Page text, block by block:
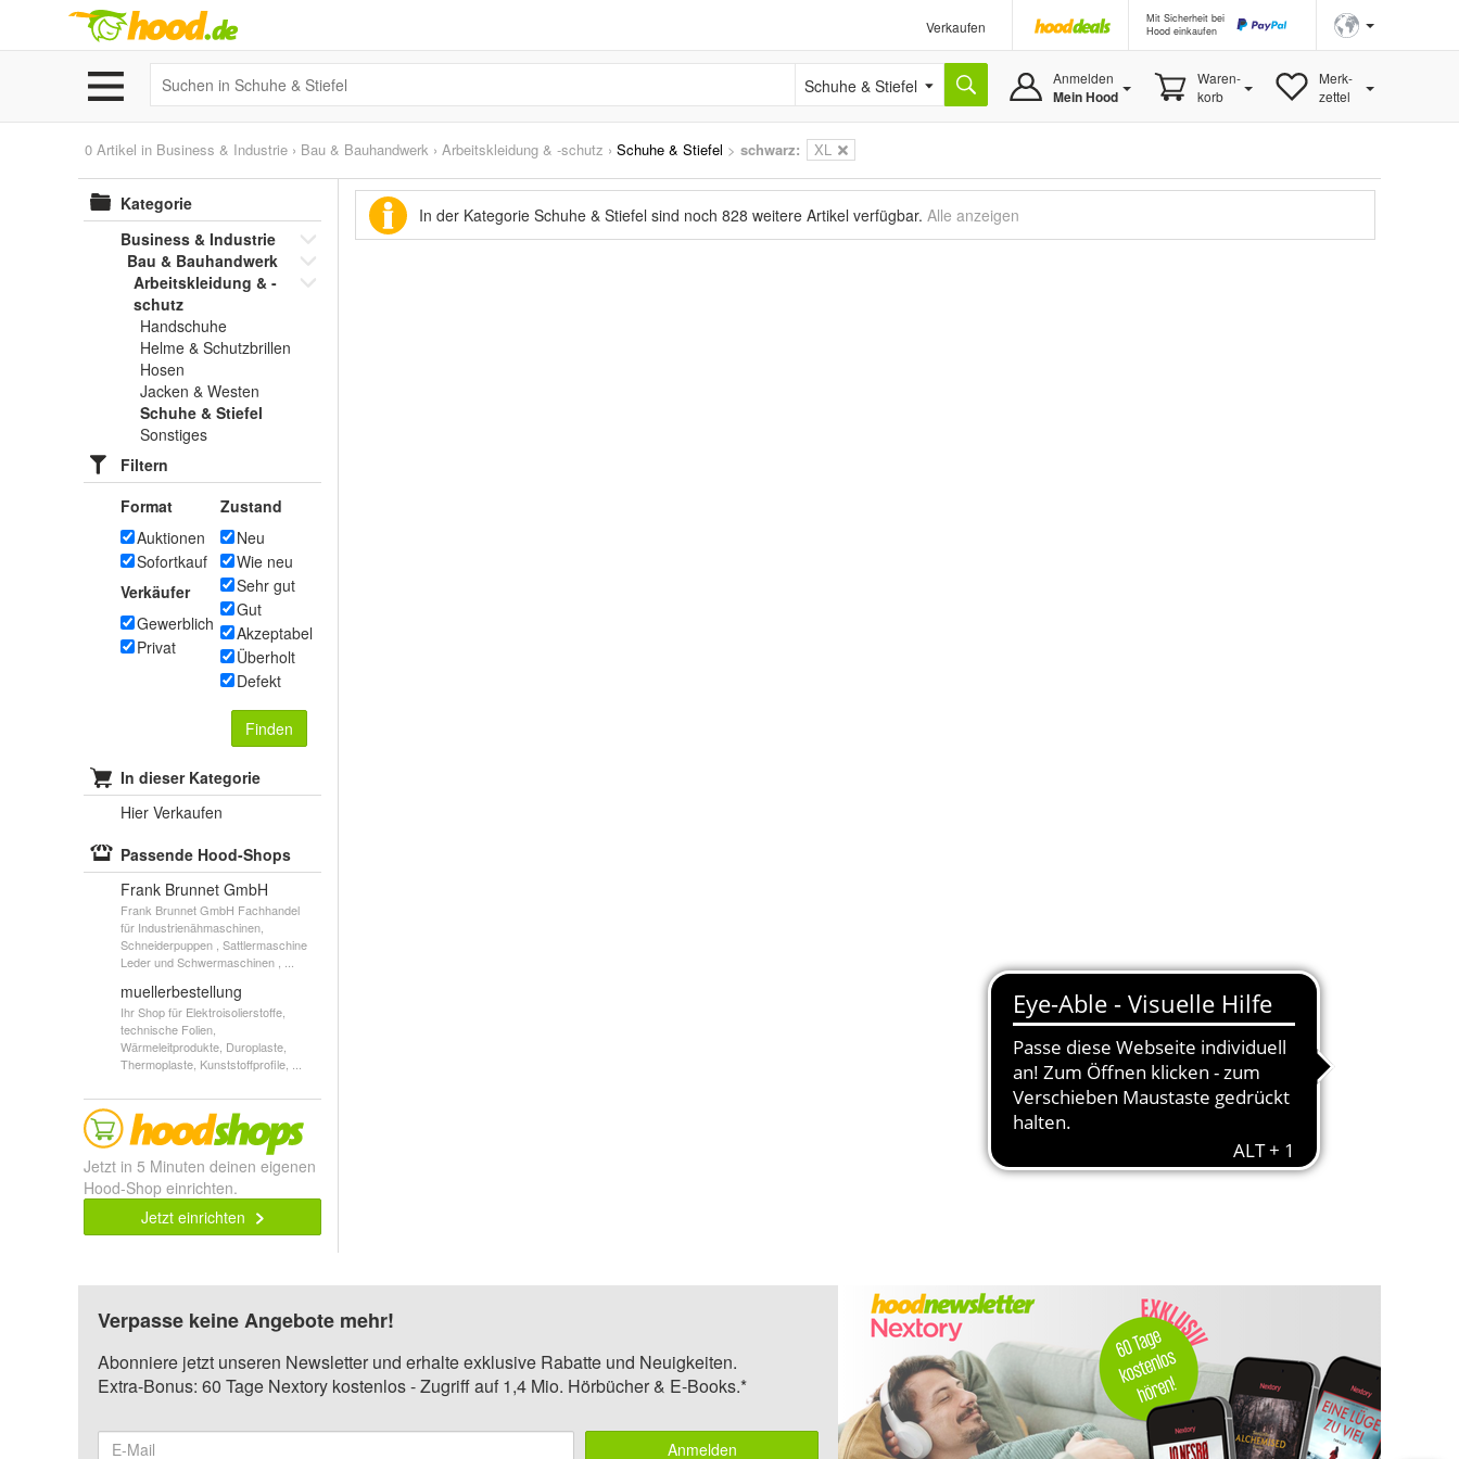
Verkaufen
Mit Sicherheit bei
Hood einkaufen
Schuhe & Stiefel Anmelden
Mein Hood
Waren-
korb
Merk-
zettel
0 Artikel in Business & Industrie › Bau & Bauhandwerk › Arbeitskleidung & -schutz › Schuhe & Stiefel > schwarz: XL
Kategorie
Business & Industrie
Bau & Bauhandwerk
Arbeitskleidung & -
schutz
Handschuhe
Helme & Schutzbrillen
Hosen
Jacken & Westen
Schuhe & Stiefel
Sonstiges
Filtern
Format
Auktionen
Sofortkauf
Verkäufer
Gewerblich
Privat
Zustand
Neu
Wie neu
Sehr gut
Gut
Akzeptabel
Überholt
Defekt
Finden
In dieser Kategorie
Hier Verkaufen
Passende Hood-Shops
Frank Brunnet GmbH
Frank Brunnet GmbH Fachhandel
für Industrienähmaschinen,
Schneiderpuppen , Sattlermaschine
Leder und Schwermaschinen , ...
muellerbestellung
Ihr Shop für Elektroisolierstoffe,
technische Folien,
Wärmeleitprodukte, Duroplaste,
Thermoplaste, Kunststoffprofile, ...
Jetzt in 5 Minuten deinen eigenen
Hood-Shop einrichten.
Jetzt einrichten
In der Kategorie Schuhe & Stiefel sind noch 828 weitere Artikel verfügbar. Alle anzeigen
Verpasse keine Angebote mehr!
Abonniere jetzt unseren Newsletter und erhalte exklusive Rabatte und Neuigkeiten.
Extra-Bonus: 60 Tage Nextory kostenlos - Zugriff auf 1,4 Mio. Hörbücher & E-Books.*
Anmelden